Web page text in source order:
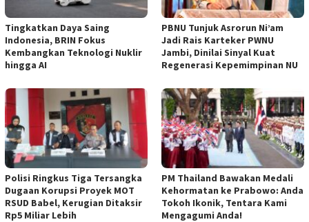
Tingkatkan Daya Saing
Indonesia, BRIN Fokus
Kembangkan Teknologi Nuklir
hingga AI
PBNU Tunjuk Asrorun Ni’am
Jadi Rais Karteker PWNU
Jambi, Dinilai Sinyal Kuat
Regenerasi Kepemimpinan NU
Polisi Ringkus Tiga Tersangka
Dugaan Korupsi Proyek MOT
RSUD Babel, Kerugian Ditaksir
Rp5 Miliar Lebih
PM Thailand Bawakan Medali
Kehormatan ke Prabowo: Anda
Tokoh Ikonik, Tentara Kami
Mengagumi Anda!